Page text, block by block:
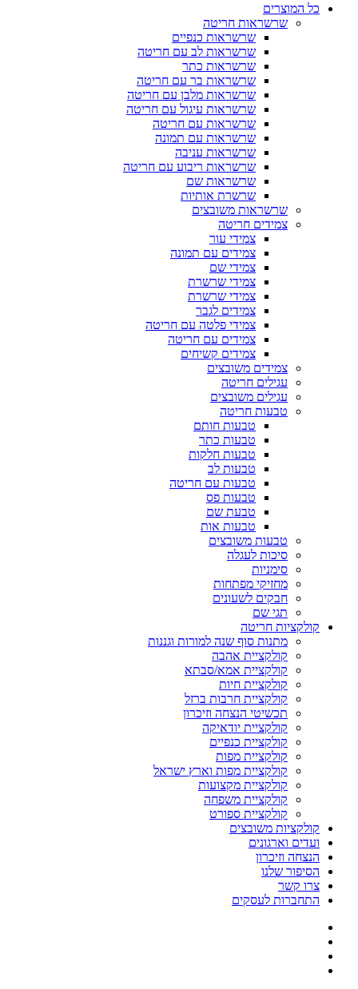
כל המוצרים
שרשראות חריטה
שרשראות כנפיים
שרשראות לב עם חריטה
שרשראות כתר
שרשראות בר עם חריטה
שרשראות מלבן עם חריטה
שרשראות עיגול עם חריטה
שרשראות עם חריטה
שרשראות עם תמונה
שרשראות עניבה
שרשראות ריבוע עם חריטה
שרשראות שם
שרשרת אותיות
שרשראות משובצים
צמידים חריטה
צמידי עור
צמידים עם תמונה
צמידי שם
צמידי שרשרת
צמידי שרשרת
צמידים לגבר
צמידי פלטה עם חריטה
צמידים עם חריטה
צמידים קשיחים
צמידים משובצים
עגילים חריטה
עגילים משובצים
טבעות חריטה
טבעות חותם
טבעות כתר
טבעות חלקות
טבעות לב
טבעות עם חריטה
טבעות פס
טבעת שם
טבעות אות
טבעות משובצים
סיכות לעגלה
סימניות
מחזיקי מפתחות
חבקים לשעונים
תגי שם
קולקציות חריטה
מתנות סוף שנה למורות וגננות
קולקציית אהבה
קולקציית אמא/סבתא
קולקציית חיות
קולקציית חרבות ברזל
תכשיטי הנצחה וזיכרון
קולקציית יודאיקה
קולקציית כנפיים
קולקציית מפות
קולקציית מפות וארץ ישראל
קולקציית מקצועות
קולקציית משפחה
קולקציית ספורט
קולקציות משובצים
ועדים וארגונים
הנצחה וזיכרון
הסיפור שלנו
צרו קשר
התחברות לעסקים